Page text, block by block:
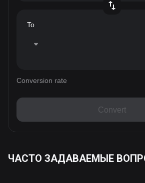
To
Conversion rate
Convert
ЧАСТО ЗАДАВАЕМЫЕ